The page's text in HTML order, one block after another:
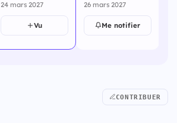
24 mars 2027
Vu
26 mars 2027
Me notifier
CONTRIBUER